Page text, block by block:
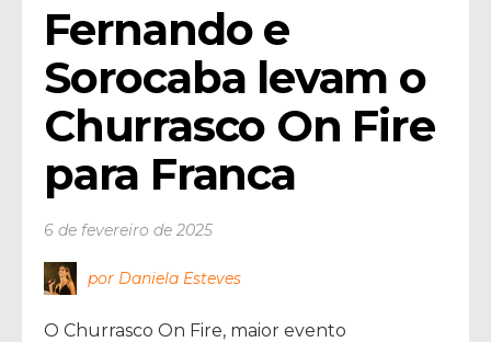
Fernando e
Sorocaba levam o
Churrasco On Fire
para Franca
6 de fevereiro de 2025
por Daniela Esteves
O Churrasco On Fire, maior evento